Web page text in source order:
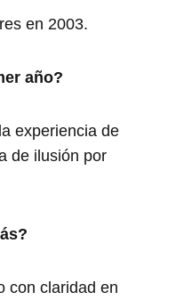
en 2003.
año?
experiencia de
de ilusión por
con claridad en